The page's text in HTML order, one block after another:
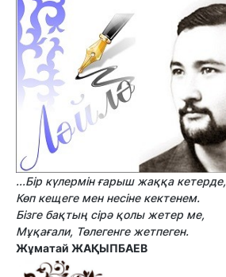
...Бір күлермін ғарыш жаққа кетерде,
Көп кещеге мен несіне кектенем.
Бізге бақтың сірә қолы жетер ме,
Мұқағали, Төлегенге жетпеген.
Жұматай ЖАҚЫПБАЕВ